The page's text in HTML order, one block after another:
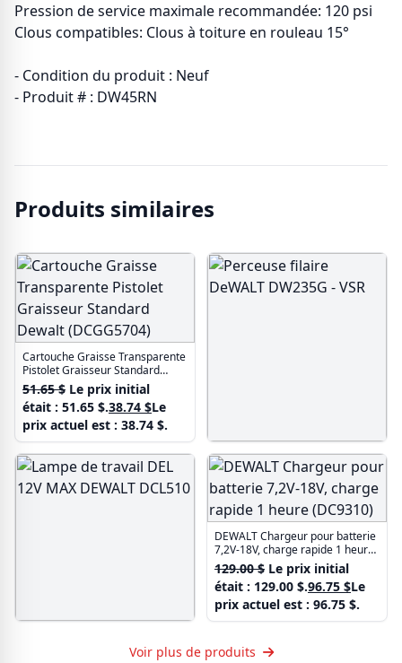
Pression de service maximale recommandée: 120 psi
Clous compatibles: Clous à toiture en rouleau 15°
- Condition du produit : Neuf
- Produit # : DW45RN
Produits similaires
Cartouche Graisse Transparente
Pistolet Graisseur Standard
Dewalt (DCGG5704)
51.65$ Le prix initial
était : 51.65 $.38.74 $Le
prix actuel est : 38.74 $.
Perceuse filaire DeWALT
DW235G - VSR
202.48$ Le prix initial
était : 202.48 $.151.86$Le
prix actuel est : 151.86 $.
DEWALT Chargeur pour batterie
7,2V-18V, charge rapide 1 heure
(DC9310)
129.00$ Le prix initial
était : 129.00 $.96.75 $Le
prix actuel est : 96.75 $.
Voir plus de produits